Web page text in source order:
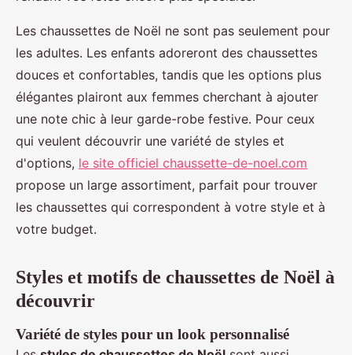
Les chaussettes de Noël ne sont pas seulement pour
les adultes. Les enfants adoreront des chaussettes
douces et confortables, tandis que les options plus
élégantes plairont aux femmes cherchant à ajouter
une note chic à leur garde-robe festive. Pour ceux
qui veulent découvrir une variété de styles et
d'options, le site officiel chaussette-de-noel.com
propose un large assortiment, parfait pour trouver
les chaussettes qui correspondent à votre style et à
votre budget.
Styles et motifs de chaussettes de Noël à
découvrir
Variété de styles pour un look personnalisé